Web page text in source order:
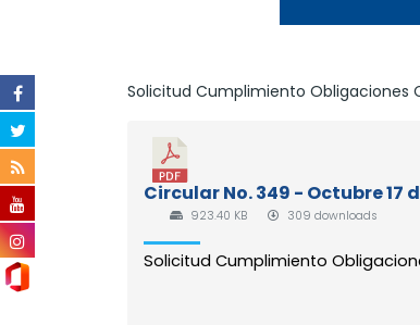
Solicitud Cumplimiento Obligaciones
Circular No. 349 - Octubre
923.40 KB 309 downloads
Solicitud Cumplimiento